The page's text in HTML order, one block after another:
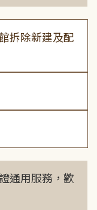
拆除新建及配
通用服務，歡